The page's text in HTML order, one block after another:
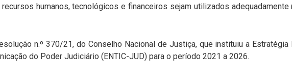
humanos, tecnológicos e financeiros sejam utilizados adequadamente
n.º 370/21, do Conselho Nacional de Justiça, que instituiu a Estratégia
do Poder Judiciário (ENTIC-JUD) para o período 2021 a 2026.